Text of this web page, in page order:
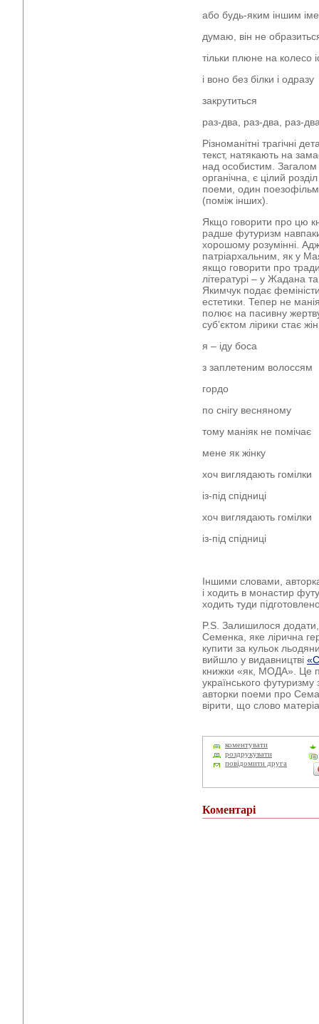
або будь-яким іншим
думаю, він не
тільки плюне на колесо
і воно без білки і одразу
закрутиться
раз-два, раз-два, раз-
Різноманітні трагічні
текст, натякають на
над особистим.
органічна, є цілий
поеми, один
(поміж інших).
Якщо говорити про цю
радше футуризм
хорошому розумінні.
патріархальним, як у
якщо говорити про
літературі – у Жадана
Якимчук подає
естетики. Тепер не
полює на пасивну
суб’єктом лірики стає
я – іду боса
з заплетеним волоссям
гордо
по снігу весняному
тому маніяк не помічає
мене як жінку
хоч виглядають гомілки
із-під спідниці
хоч виглядають гомілки
із-під спідниці
Іншими словами,
і ходить в монастир
ходить туди
P.S. Залишилося
Семенка, яке лірична
купити за кульок
вийшло у видавництві
книжки «як, МОДА». Це
українського
авторки поеми про
вірити, що слово
коментувати
роздрукувати
повідомити друга
Коментарі